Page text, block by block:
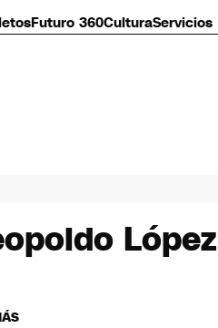
Futuro 360CulturaServicios
López